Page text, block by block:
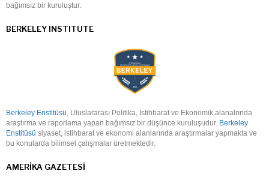
bağımsız bir kuruluştur.
BERKELEY INSTITUTE
Berkeley Enstitüsü, Uluslararası Politika, İstihbarat ve Ekonomik alanalrında
araştırma ve raporlama yapan bağımsız bir düşünce kuruluşudur. Berkeley
Enstitüsü siyaset, istihbarat ve ekonomi alanlarında araştırmalar yapmakta ve
bu konularda bilimsel çalışmalar üretmektedir.
AMERIKA GAZETESI